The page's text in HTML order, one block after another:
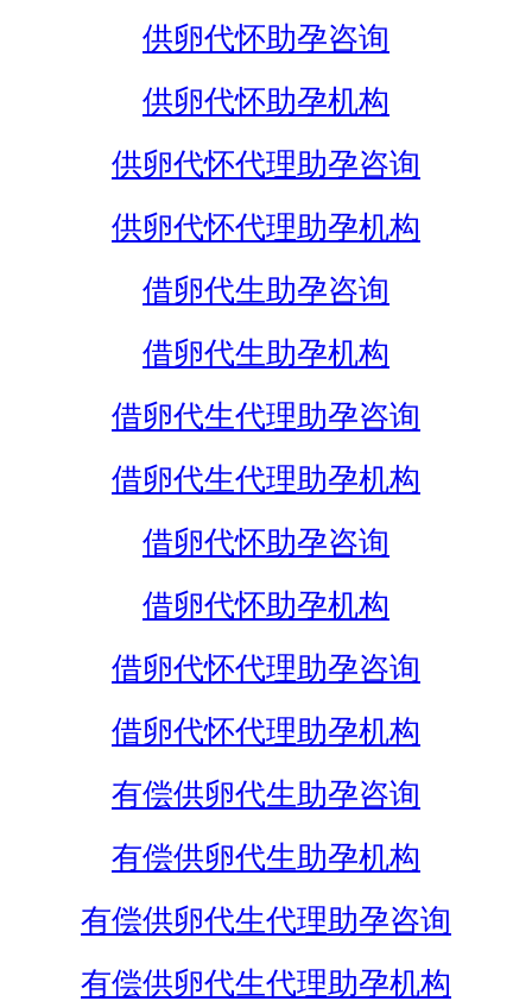
供卵代怀助孕咨询
供卵代怀助孕机构
供卵代怀代理助孕咨询
供卵代怀代理助孕机构
借卵代生助孕咨询
借卵代生助孕机构
借卵代生代理助孕咨询
借卵代生代理助孕机构
借卵代怀助孕咨询
借卵代怀助孕机构
借卵代怀代理助孕咨询
借卵代怀代理助孕机构
有偿供卵代生助孕咨询
有偿供卵代生助孕机构
有偿供卵代生代理助孕咨询
有偿供卵代生代理助孕机构